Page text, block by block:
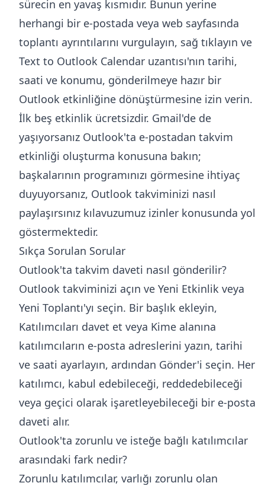
sürecin en yavaş kısmıdır. Bunun yerine
herhangi bir e-postada veya web sayfasında
toplantı ayrıntılarını vurgulayın, sağ tıklayın ve
Text to Outlook Calendar uzantısı'nın tarihi,
saati ve konumu, gönderilmeye hazır bir
Outlook etkinliğine dönüştürmesine izin verin.
İlk beş etkinlik ücretsizdir. Gmail'de de
yaşıyorsanız Outlook'ta e-postadan takvim
etkinliği oluşturma konusuna bakın;
başkalarının programınızı görmesine ihtiyaç
duyuyorsanız, Outlook takviminizi nasıl
paylaşırsınız kılavuzumuz izinler konusunda yol
göstermektedir.
Sıkça Sorulan Sorular
Outlook'ta takvim daveti nasıl gönderilir?
Outlook takviminizi açın ve Yeni Etkinlik veya
Yeni Toplantı'yı seçin. Bir başlık ekleyin,
Katılımcıları davet et veya Kime alanına
katılımcıların e-posta adreslerini yazın, tarihi
ve saati ayarlayın, ardından Gönder'i seçin. Her
katılımcı, kabul edebileceği, reddedebileceği
veya geçici olarak işaretleyebileceği bir e-posta
daveti alır.
Outlook'ta zorunlu ve isteğe bağlı katılımcılar
arasındaki fark nedir?
Zorunlu katılımcılar, varlığı zorunlu olan